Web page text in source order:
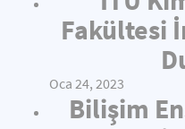
Fakültesi
Oca 24, 2023
Bilişim